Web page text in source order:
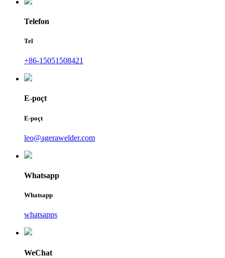
Telefon
Tel
+86-15051508421
E-poçt
E-poçt
leo@agerawelder.com
Whatsapp
Whatsapp
whatsapps
WeChat